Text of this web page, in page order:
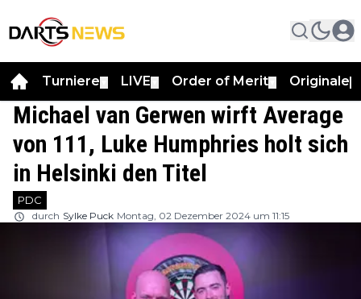
Turniere LIVE Order of Merit Originale
Michael van Gerwen wirft Average
von 111, Luke Humphries holt sich
in Helsinki den Titel
PDC
durch Sylke Puck Montag, 02 Dezember 2024 um 11:15